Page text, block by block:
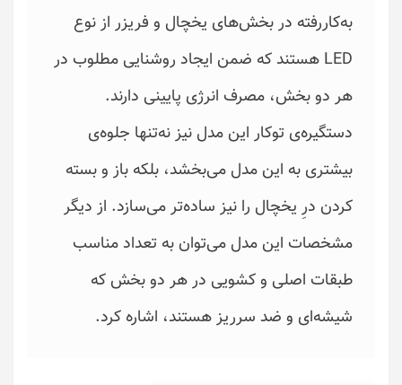
به‌کاررفته در بخش‌های یخچال و فریزر از نوع
LED هستند که ضمن ایجاد روشنایی مطلوب در
هر دو بخش، مصرف انرژی پایینی دارند.
دستگیره‌ی توکار این مدل نیز نه‌تنها جلوه‌ی
بیشتری به این مدل می‌بخشد، بلکه باز و بسته
کردن درِ یخچال را نیز ساده‌تر می‌سازد. از دیگر
مشخصات این مدل می‌توان به تعداد مناسب
طبقات اصلی و کشویی در هر دو بخش که
شیشه‌ای و ضد سرریز هستند، اشاره کرد.